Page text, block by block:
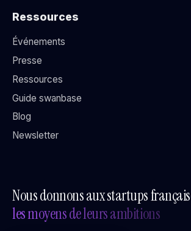
Ressources
Événements
Presse
Ressources
Guide swanbase
Blog
Newsletter
Nous donnons aux startups
les moyens de leurs ambitions